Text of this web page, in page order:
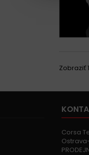
Zobraziť
Corsa